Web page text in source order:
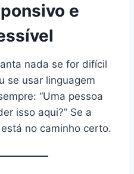
e
nada se for difícil
se usar linguagem
“Uma pessoa
isso aqui?” Se a
no caminho certo.